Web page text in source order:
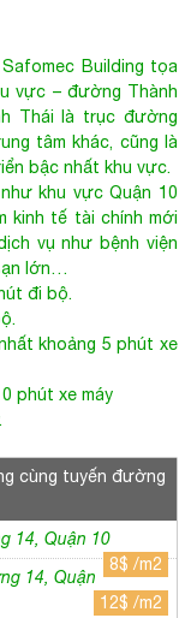
vực – đường Thành
tâm khác, cũng là
bậc nhất khu vực.
khu vực Quận 10
kinh tế tài chính mới
vụ như bệnh viện
lớn…
đi bộ.
khoảng 5 phút xe
phút xe máy
cùng tuyến đường
14, Quận 10
8$ /m2
14, Quận
12$ /m2
14, Quận 10
8$ /m2